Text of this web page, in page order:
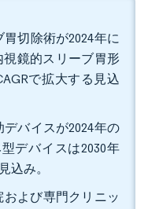
切除術が2024年に
視鏡的スリーブ胃形
で拡大する見込
バイスが2024年の
デバイスは2030年
込み。
よび専門クリニッ